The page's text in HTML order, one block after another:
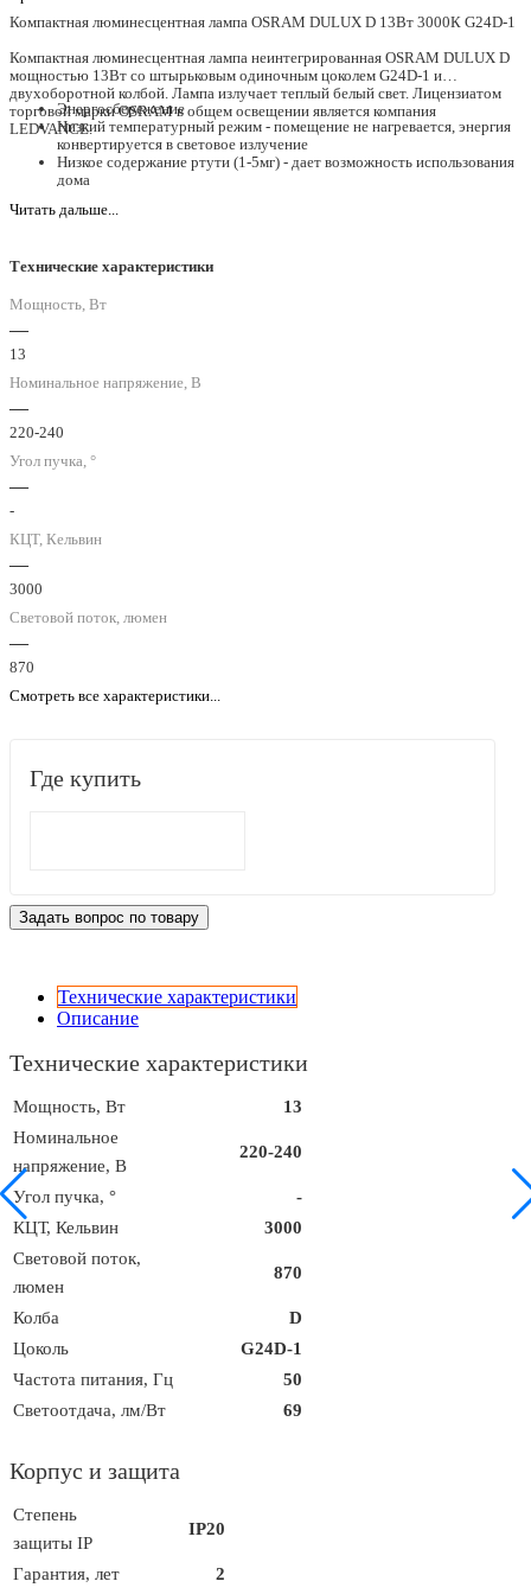
Компактная люминесцентная лампа OSRAM DULUX D 13Вт 3000К G24D-1
Компактная люминесцентная лампа неинтегрированная OSRAM DULUX D
мощностью 13Вт со штырьковым одиночным цоколем G24D-1 и
двухоборотной колбой. Лампа излучает теплый белый свет. Лицензиатом
торговой марки OSRAM в общем освещении является компания
LEDVANCE.
Энергосбережение
Низкий температурный режим - помещение не нагревается, энергия
конвертируется в световое излучение
Низкое содержание ртути (1-5мг) - дает возможность использования
дома
плафоны.
Читать дальше...
Технические характеристики
Мощность, Вт
—
13
Номинальное напряжение, В
—
220-240
Угол пучка, °
—
-
КЦТ, Кельвин
—
3000
Световой поток, люмен
—
870
Смотреть все характеристики...
Где купить
Задать вопрос по товару
Технические характеристики
Описание
Технические характеристики
Мощность, Вт
13
Номинальное
напряжение, В
220-240
Угол пучка, °
-
КЦТ, Кельвин
3000
Световой поток,
люмен
870
Колба
D
Цоколь
G24D-1
Частота питания, Гц
50
Светоотдача, лм/Вт
69
Корпус и защита
Степень
защиты IP
IP20
Гарантия, лет
2